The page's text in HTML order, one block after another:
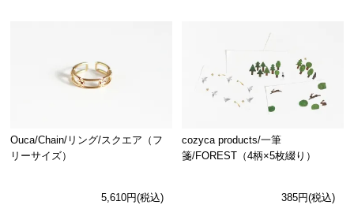
Ouca/Chain/リング/スクエア（フ
リーサイズ）
5,610円(税込)
cozyca products/一筆
箋/FOREST（4柄×5枚綴り）
385円(税込)